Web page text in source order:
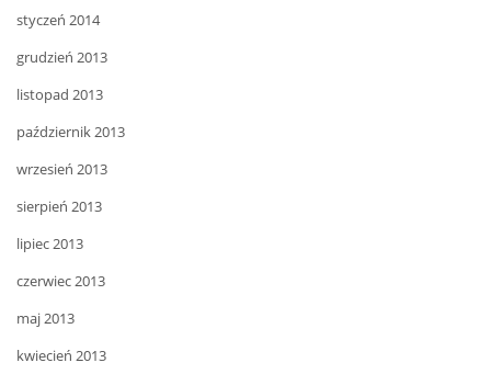
styczeń 2014
grudzień 2013
listopad 2013
październik 2013
wrzesień 2013
sierpień 2013
lipiec 2013
czerwiec 2013
maj 2013
kwiecień 2013